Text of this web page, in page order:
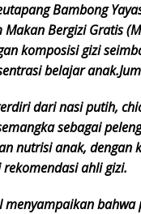
Bambong
Bergizi Gratis
komposisi gizi
belajar
dari nasi putih,
sebagai
nutrisi anak,
ahli gizi.
menyampaikan